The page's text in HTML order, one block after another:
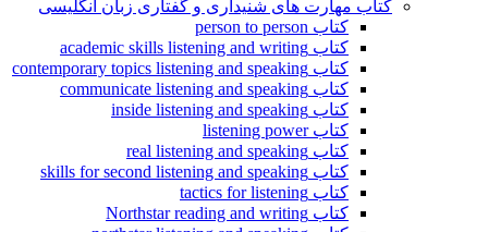
کتاب مهارت های شنیداری و گفتاری زبان انگلیسی
کتاب person to person
کتاب academic skills listening and writing
کتاب contemporary topics listening and speaking
کتاب communicate listening and speaking
کتاب inside listening and speaking
کتاب listening power
کتاب real listening and speaking
کتاب skills for second listening and speaking
کتاب tactics for listening
کتاب Northstar reading and writing